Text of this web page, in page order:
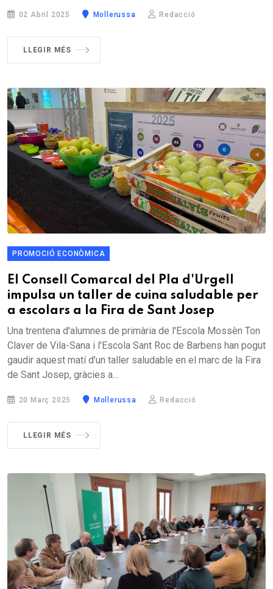
02 Abril 2025 Mollerussa Redacció
LLEGIR MÉS
PROMOCIÓ ECONÒMICA
El Consell Comarcal del Pla d'Urgell
impulsa un taller de cuina saludable per
a escolars a la Fira de Sant Josep
Una trentena d'alumnes de primària de l'Escola Mossèn Ton
Claver de Vila-Sana i l'Escola Sant Roc de Barbens han pogut
gaudir aquest matí d'un taller saludable en el marc de la Fira
de Sant Josep, gràcies a...
20 Març 2025 Mollerussa Redacció
LLEGIR MÉS